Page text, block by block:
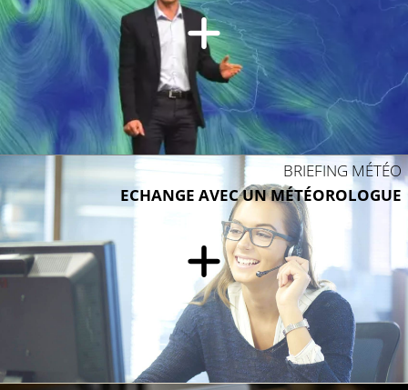
BRIEFING MÉTÉO
ECHANGE AVEC UN MÉTÉOROLOGUE